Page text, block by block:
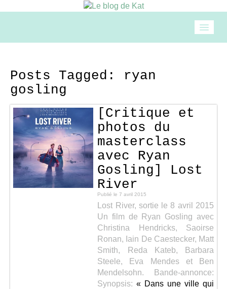
Mode
Beauté
Loisirs
Food & drinks
Posts Tagged:
ryan
gosling
[Critique et
photos du
masterclass
avec Ryan
Gosling] Lost
River
Publié le7 avril 2015
Lost River, sortie le 8 avril 2015
Un film de Ryan Gosling avec
Christina Hendricks, Saoirse
Ronan, Iain De Caestecker, Matt
Smith, Reda Kateb, Barbara
Steele, Eva Mendes et Ben
Mendelsohn.
Bande-annonce:
Synopsis:« Dans une ville qui